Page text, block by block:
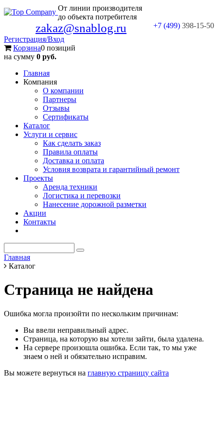
От линии производителя
до объекта потребителя
+7 (499) 398-15-50
zakaz@snablog.ru
Регистрация/Вход
Корзина0 позиций
на сумму 0 руб.
Главная
Компания
О компании
Партнеры
Отзывы
Сертификаты
Каталог
Услуги и сервис
Как сделать заказ
Правила оплаты
Доставка и оплата
Условия возврата и гарантийный ремонт
Проекты
Аренда техники
Логистика и перевозки
Нанесение дорожной разметки
Акции
Контакты
Главная
Каталог
Страница не найдена
Ошибка могла произойти по нескольким причинам:
Вы ввели неправильный адрес.
Страница, на которую вы хотели зайти, была удалена.
На сервере произошла ошибка. Если так, то мы уже
знаем о ней и обязательно исправим.
Вы можете вернуться на главную страницу сайта